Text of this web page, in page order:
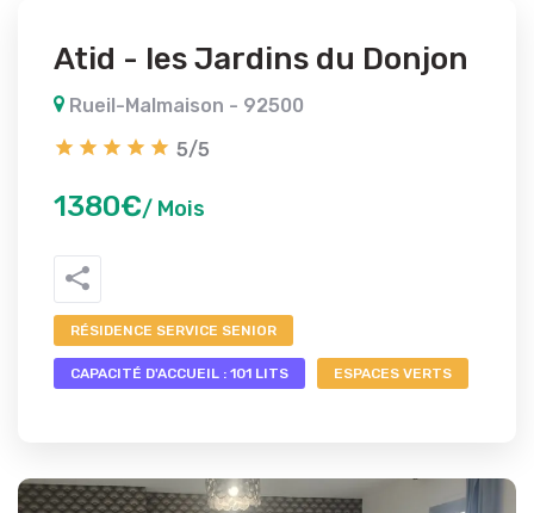
Atid - les Jardins du Donjon
Rueil-Malmaison - 92500
5/5
1380€/ Mois
RÉSIDENCE SERVICE SENIOR
CAPACITÉ D'ACCUEIL : 101 LITS ESPACES VERTS